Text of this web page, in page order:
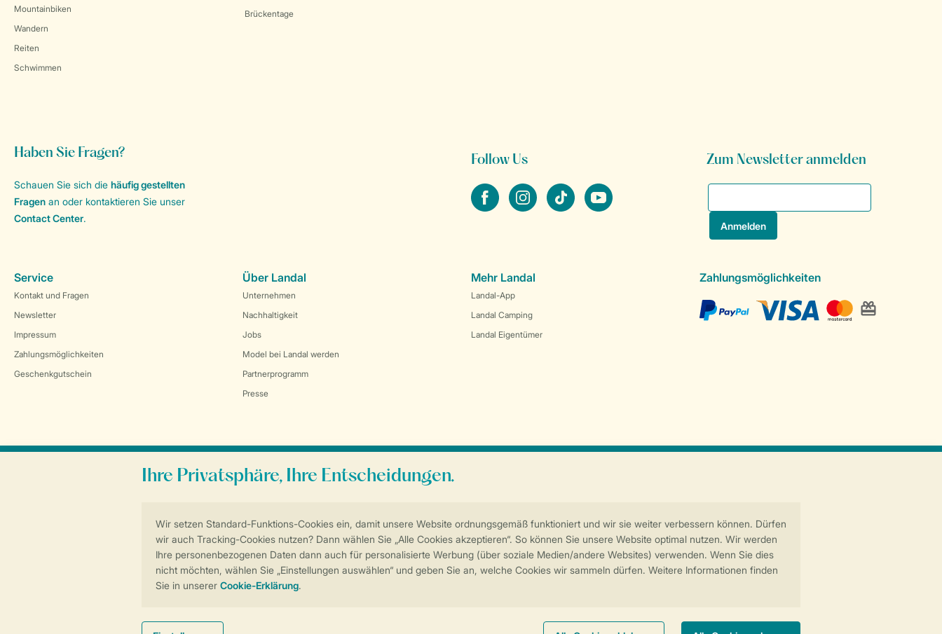
Sicherstellung Deiner Privatsphäre
Weitere Informationen und Einstellungen
Sicher und schnell zur Online-Buchung
Mountainbiken
Wandern
Reiten
Schwimmen
Brückentage
Haben Sie Fragen?
Schauen Sie sich die häufig gestellten
Fragen an oder kontaktieren Sie unser
Contact Center.
Follow Us
facebookinstagramtiktok youtube
Zum Newsletter anmelden
Service
Kontakt und Fragen
Newsletter
Impressum
Zahlungsmöglichkeiten
Geschenkgutschein
Über Landal
Unternehmen
Nachhaltigkeit
Jobs
Model bei Landal werden
Partnerprogramm
Presse
Mehr Landal
Landal-App
Landal Camping
Landal Eigentümer
Zahlungsmöglichkeiten